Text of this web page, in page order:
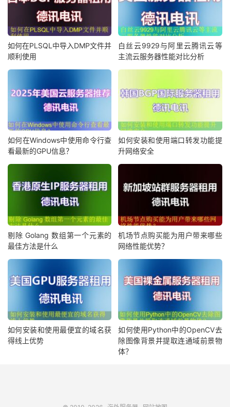
如何在PLSQL中导入DMP文件并
顺利使用
白丝云9929与阿里云腾讯云等
主流云服务器性能对比分析
如何在Windows中使用命令行查
看最新的GPU信息？
如何安装和使用端口转发功能提
升网络安全
剔除 Golang 数组第一个元素的
最佳方法是什么
机场节点购买能为用户带来哪些
网络性能优势？
如何安装和使用最便宜的域名获
得线上优势
如何使用Python中的OpenCV去
除图像背景并提取连通域前景物
体？